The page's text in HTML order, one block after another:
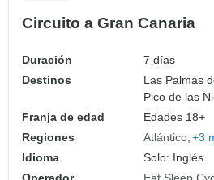
Circuito a Gran Canaria
Duración
7 días
Destinos
Las Palmas
Pico de las
Franja de edad
Edades 18+
Regiones
Atlántico +3
Idioma
Solo: Inglés